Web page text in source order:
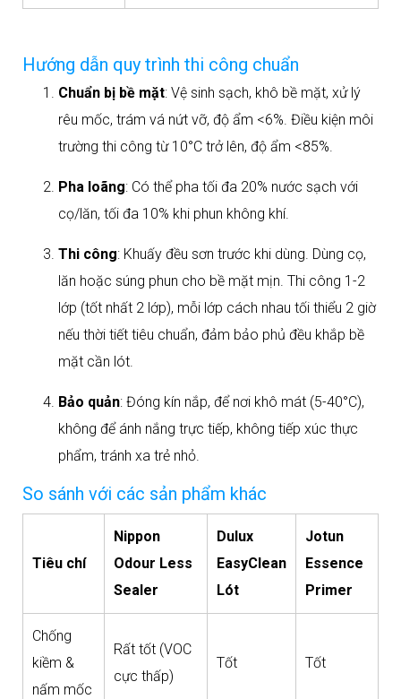
Hướng dẫn quy trình thi công chuẩn
Chuẩn bị bề mặt: Vệ sinh sạch, khô bề mặt, xử lý
rêu mốc, trám vá nứt vỡ, độ ẩm <6%. Điều kiện môi
trường thi công từ 10°C trở lên, độ ẩm <85%.​
Pha loãng: Có thể pha tối đa 20% nước sạch với
cọ/lăn, tối đa 10% khi phun không khí.​
Thi công: Khuấy đều sơn trước khi dùng. Dùng cọ,
lăn hoặc súng phun cho bề mặt mịn. Thi công 1-2
lớp (tốt nhất 2 lớp), mỗi lớp cách nhau tối thiểu 2 giờ
nếu thời tiết tiêu chuẩn, đảm bảo phủ đều khắp bề
mặt cần lót.​
Bảo quản: Đóng kín nắp, để nơi khô mát (5-40°C),
không để ánh nắng trực tiếp, không tiếp xúc thực
phẩm, tránh xa trẻ nhỏ.​
So sánh với các sản phẩm khác
Tiêu chí
Nippon
Odour Less
Sealer
Dulux
EasyClean
Lót
Jotun
Essence
Primer
Chống
kiềm &
nấm mốc
Rất tốt (VOC
cực thấp)
Tốt Tốt